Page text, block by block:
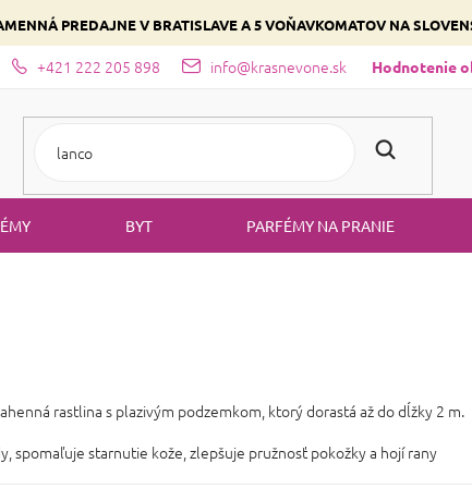
PREDAJNE V BRATISLAVE A 5 VOŇAVKOMATOV NA
+421 222 205 898 info@krasnevone.sk Hodnotenie
Zloženie parfémov a druhy vôní Vyberte si podľa
BYT PARFÉMY NA PRANIE
rastlina s plazivým podzemkom, ktorý dorastá až do dĺžky 2 m.
spomaľuje starnutie kože, zlepšuje pružnosť pokožky a hojí rany